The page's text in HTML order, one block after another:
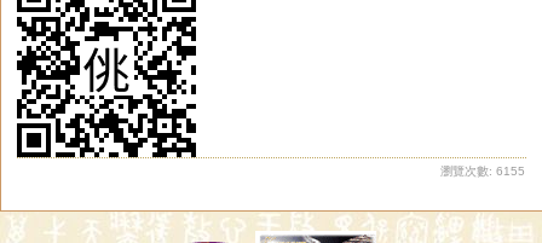
瀏覽次數: 6155